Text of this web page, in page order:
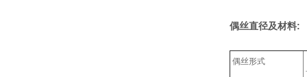
偶丝直径及材料:
偶丝形式